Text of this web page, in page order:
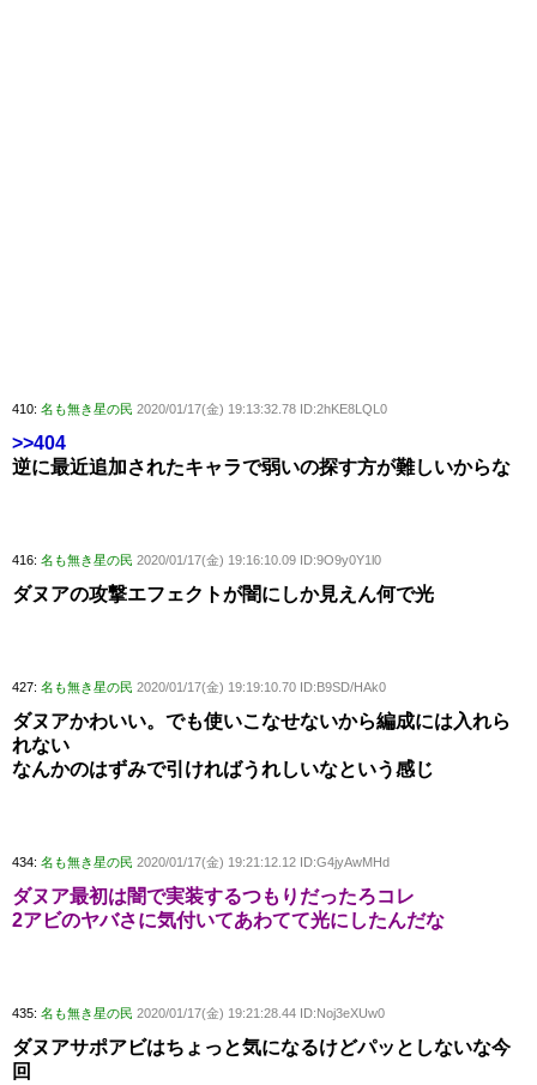
410: 名も無き星の民 2020/01/17(金) 19:13:32.78 ID:2hKE8LQL0
>>404
逆に最近追加されたキャラで弱いの探す方が難しいからな
416: 名も無き星の民 2020/01/17(金) 19:16:10.09 ID:9O9y0Y1l0
ダヌアの攻撃エフェクトが闇にしか見えん何で光
427: 名も無き星の民 2020/01/17(金) 19:19:10.70 ID:B9SD/HAk0
ダヌアかわいい。でも使いこなせないから編成には入れら
れない
なんかのはずみで引ければうれしいなという感じ
434: 名も無き星の民 2020/01/17(金) 19:21:12.12 ID:G4jyAwMHd
ダヌア最初は闇で実装するつもりだったろコレ
2アビのヤバさに気付いてあわてて光にしたんだな
435: 名も無き星の民 2020/01/17(金) 19:21:28.44 ID:Noj3eXUw0
ダヌアサポアビはちょっと気になるけどパッとしないな今
回